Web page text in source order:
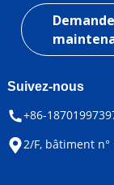
Suivez-nous
+86-
2/F, bâtiment n°